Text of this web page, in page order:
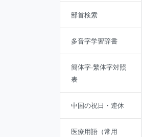
部首検索
多音字学習辞書
簡体字·繁体字対照
表
中国の祝日・連休
医療用語（常用